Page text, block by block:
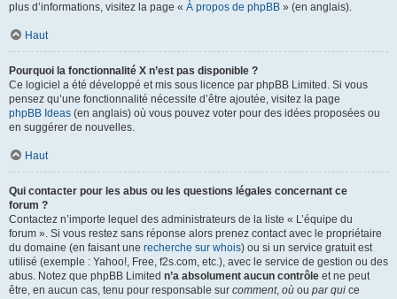
plus d’informations, visitez la page « À propos de phpBB » (en anglais).
Haut
Pourquoi la fonctionnalité X n’est pas disponible ?
Ce logiciel a été développé et mis sous licence par phpBB Limited. Si vous
pensez qu’une fonctionnalité nécessite d’être ajoutée, visitez la page
phpBB Ideas (en anglais) où vous pouvez voter pour des idées proposées ou
en suggérer de nouvelles.
Haut
Qui contacter pour les abus ou les questions légales concernant ce
forum ?
Contactez n’importe lequel des administrateurs de la liste « L’équipe du
forum ». Si vous restez sans réponse alors prenez contact avec le propriétaire
du domaine (en faisant une recherche sur whois) ou si un service gratuit est
utilisé (exemple : Yahoo!, Free, f2s.com, etc.), avec le service de gestion ou des
abus. Notez que phpBB Limited n’a absolument aucun contrôle et ne peut
être, en aucun cas, tenu pour responsable sur comment, où ou par qui ce